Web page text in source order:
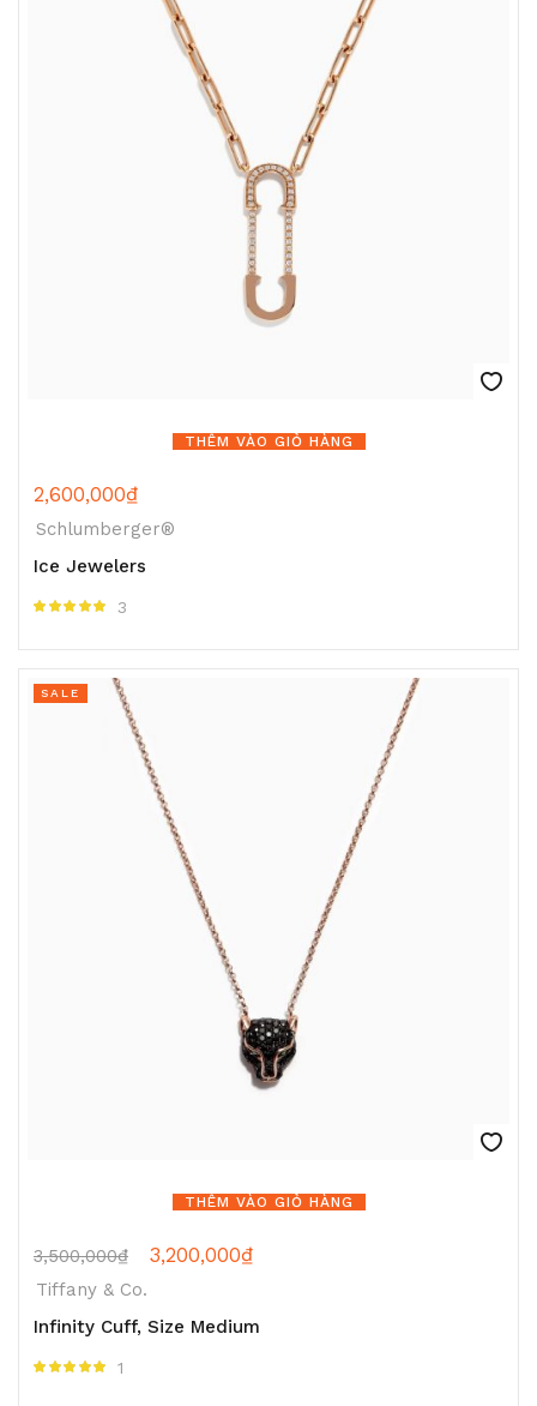
THÊM VÀO GIỎ HÀNG
2,600,000₫
Schlumberger®
Ice Jewelers
3
THÊM VÀO GIỎ HÀNG
SALE
3,500,000₫ 3,200,000₫
Tiffany & Co.
Infinity Cuff, Size Medium
1